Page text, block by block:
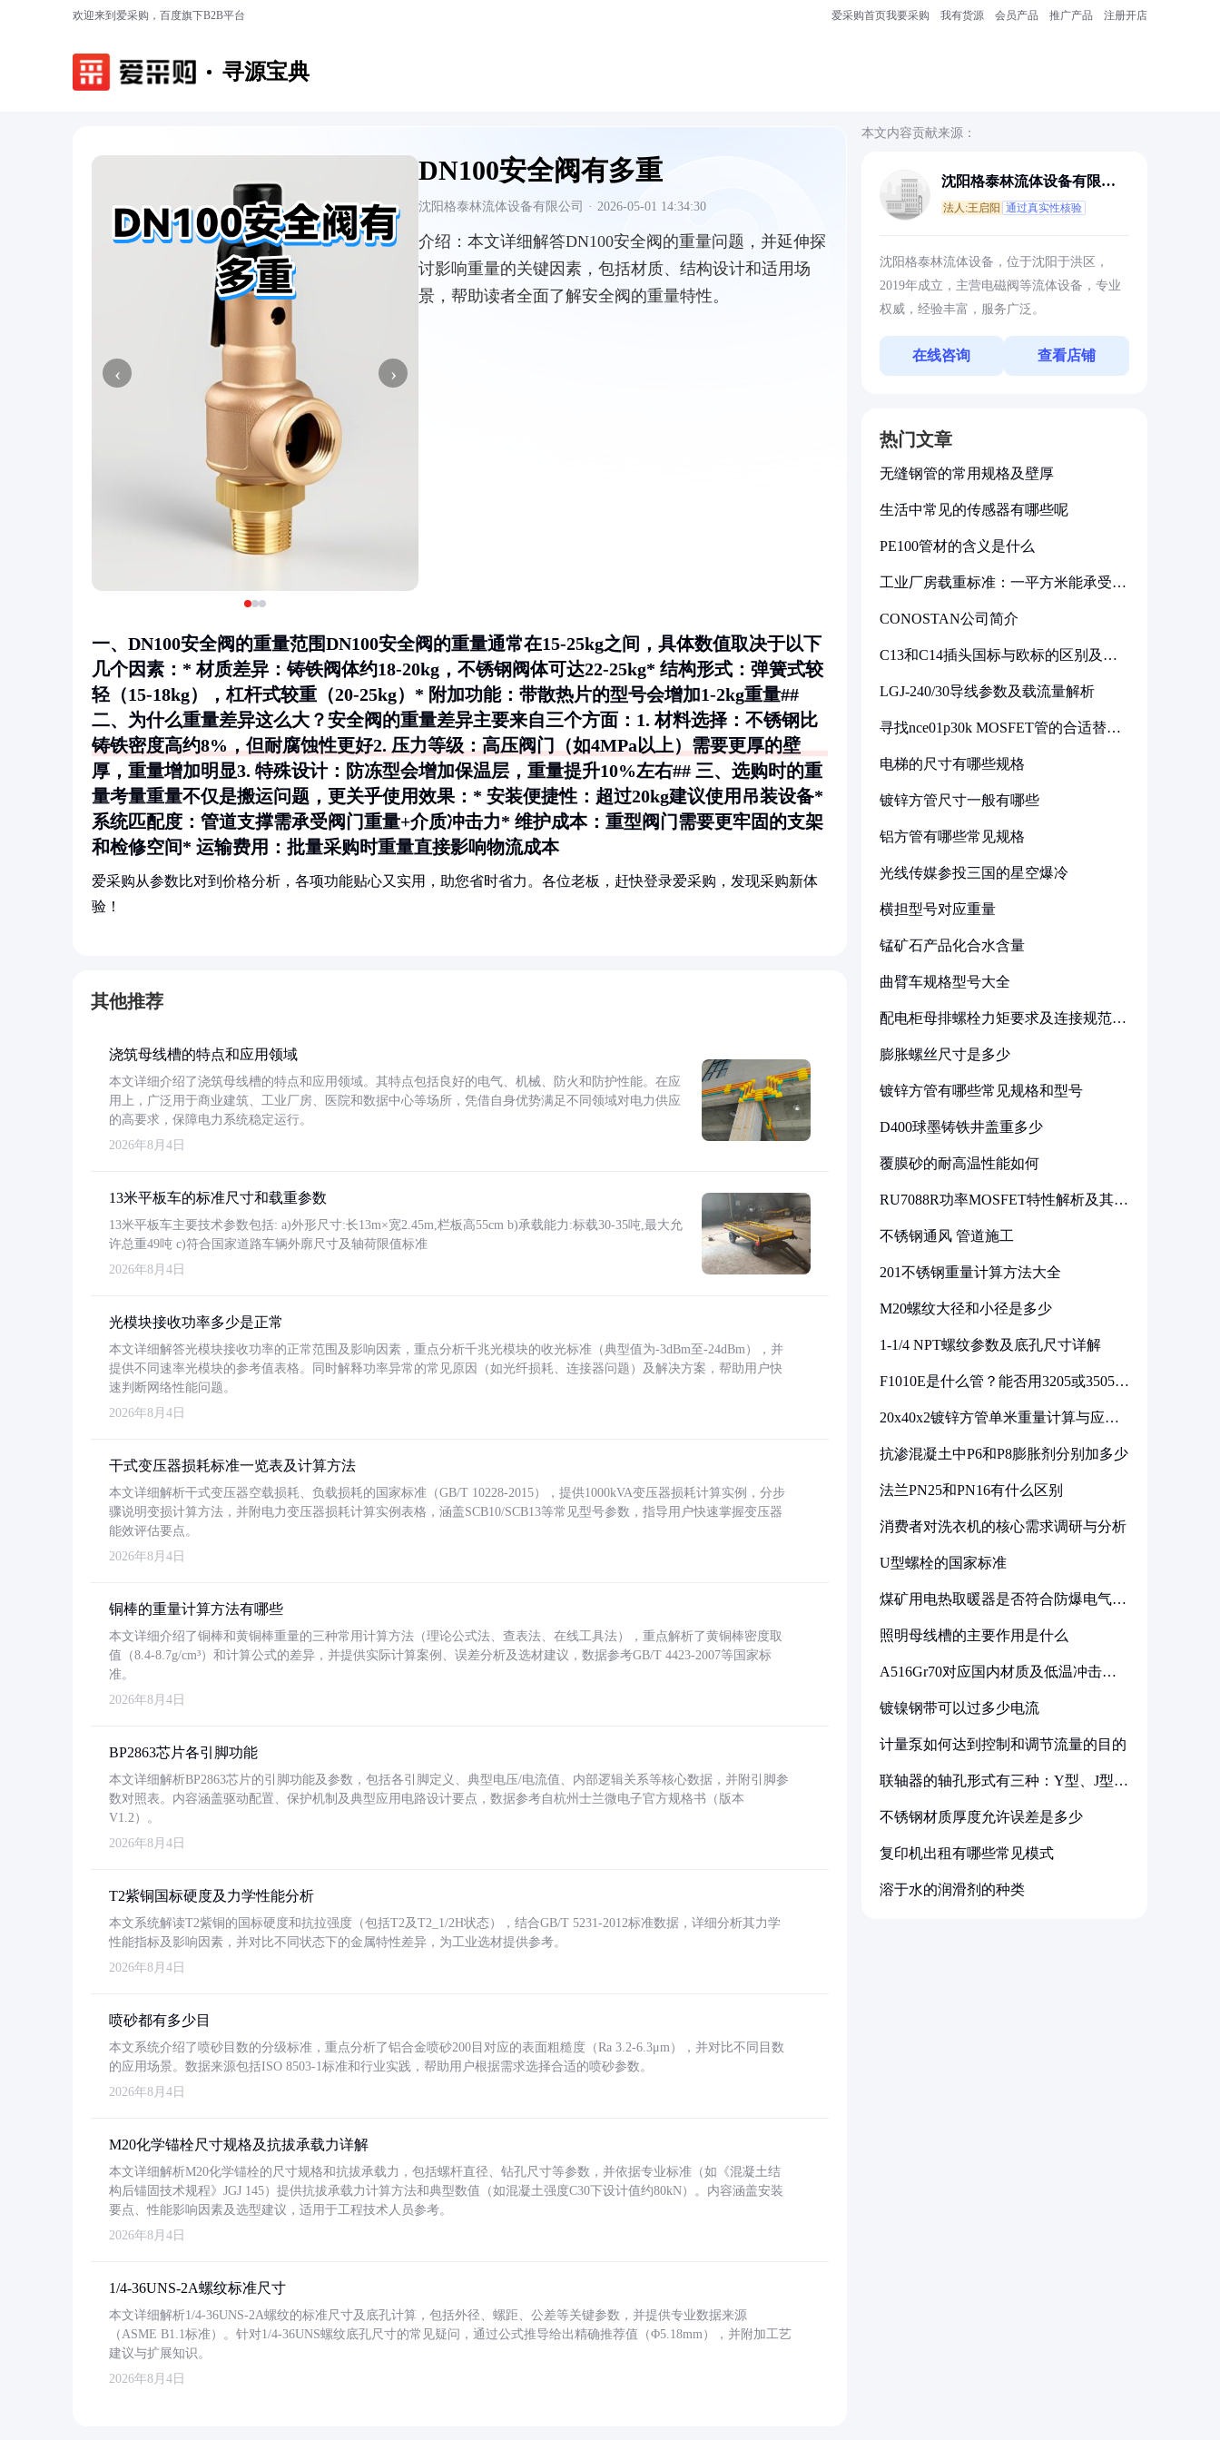
欢迎来到爱采购，百度旗下B2B平台 爱采购首页我要采购 我有货源 会员产品 推广产品 注册开店
寻源宝典
‹ ›
DN100安全阀有多重
沈阳格泰林流体设备有限公司 · 2026-05-01 14:34:30
介绍： 本文详细解答DN100安全阀的重量问题，并延伸探
讨影响重量的关键因素，包括材质、结构设计和适用场
景，帮助读者全面了解安全阀的重量特性。
一、DN100安全阀的重量范围DN100安全阀的重量通常在15-25kg之间，具体数值取决于以下
几个因素：*材质差异 ：铸铁阀体约18-20kg，不锈钢阀体可达22-25kg* 结构形式 ：弹簧式较
轻（15-18kg），杠杆式较重（20-25kg）* 附加功能：带散热片的型号会增加1-2kg重量##
二、为什么重量差异这么大？安全阀的重量差异主要来自三个方面：1.材料选择 ：不锈钢比
铸铁密度高约8%，但耐腐蚀性更好2. 压力等级 ：高压阀门（如4MPa以上）需要更厚的壁
厚，重量增加明显3. 特殊设计：防冻型会增加保温层，重量提升10%左右## 三、选购时的重
量考量重量不仅是搬运问题，更关乎使用效果：* 安装便捷性 ：超过20kg建议使用吊装设备*
系统匹配度 ：管道支撑需承受阀门重量+介质冲击力* 维护成本：重型阀门需要更牢固的支架
和检修空间* 运输费用 ：批量采购时重量直接影响物流成本
爱采购从参数比对到价格分析，各项功能贴心又实用，助您省时省力。各位老板，赶快登录爱采购，发现采购新体
验！
其他推荐
浇筑母线槽的特点和应用领域
本文详细介绍了浇筑母线槽的特点和应用领域。其特点包括良好的电气、机械、防火和防护性能。在应
用上，广泛用于商业建筑、工业厂房、医院和数据中心等场所，凭借自身优势满足不同领域对电力供应
的高要求，保障电力系统稳定运行。
2026年8月4日
13米平板车的标准尺寸和载重参数
13米平板车主要技术参数包括: a)外形尺寸:长13m×宽2.45m,栏板高55cm b)承载能力:标载30-35吨,最大允
许总重49吨 c)符合国家道路车辆外廓尺寸及轴荷限值标准
2026年8月4日
光模块接收功率多少是正常
本文详细解答光模块接收功率的正常范围及影响因素，重点分析千兆光模块的收光标准（典型值为-3dBm至-24dBm），并
提供不同速率光模块的参考值表格。同时解释功率异常的常见原因（如光纤损耗、连接器问题）及解决方案，帮助用户快
速判断网络性能问题。
2026年8月4日
干式变压器损耗标准一览表及计算方法
本文详细解析干式变压器空载损耗、负载损耗的国家标准（GB/T 10228-2015），提供1000kVA变压器损耗计算实例，分步
骤说明变损计算方法，并附电力变压器损耗计算实例表格，涵盖SCB10/SCB13等常见型号参数，指导用户快速掌握变压器
能效评估要点。
2026年8月4日
铜棒的重量计算方法有哪些
本文详细介绍了铜棒和黄铜棒重量的三种常用计算方法（理论公式法、查表法、在线工具法），重点解析了黄铜棒密度取
值（8.4-8.7g/cm³）和计算公式的差异，并提供实际计算案例、误差分析及选材建议，数据参考GB/T 4423-2007等国家标
准。
2026年8月4日
BP2863芯片各引脚功能
本文详细解析BP2863芯片的引脚功能及参数，包括各引脚定义、典型电压/电流值、内部逻辑关系等核心数据，并附引脚参
数对照表。内容涵盖驱动配置、保护机制及典型应用电路设计要点，数据参考自杭州士兰微电子官方规格书（版本
V1.2）。
2026年8月4日
T2紫铜国标硬度及力学性能分析
本文系统解读T2紫铜的国标硬度和抗拉强度（包括T2及T2_1/2H状态），结合GB/T 5231-2012标准数据，详细分析其力学
性能指标及影响因素，并对比不同状态下的金属特性差异，为工业选材提供参考。
2026年8月4日
喷砂都有多少目
本文系统介绍了喷砂目数的分级标准，重点分析了铝合金喷砂200目对应的表面粗糙度（Ra 3.2-6.3μm），并对比不同目数
的应用场景。数据来源包括ISO 8503-1标准和行业实践，帮助用户根据需求选择合适的喷砂参数。
2026年8月4日
M20化学锚栓尺寸规格及抗拔承载力详解
本文详细解析M20化学锚栓的尺寸规格和抗拔承载力，包括螺杆直径、钻孔尺寸等参数，并依据专业标准（如《混凝土结
构后锚固技术规程》JGJ 145）提供抗拔承载力计算方法和典型数值（如混凝土强度C30下设计值约80kN）。内容涵盖安装
要点、性能影响因素及选型建议，适用于工程技术人员参考。
2026年8月4日
1/4-36UNS-2A螺纹标准尺寸
本文详细解析1/4-36UNS-2A螺纹的标准尺寸及底孔计算，包括外径、螺距、公差等关键参数，并提供专业数据来源
（ASME B1.1标准）。针对1/4-36UNS螺纹底孔尺寸的常见疑问，通过公式推导给出精确推荐值（Φ5.18mm），并附加工艺
建议与扩展知识。
2026年8月4日
本文内容贡献来源：
沈阳格泰林流体设备有限公
法人:王启阳 通过真实性核验
沈阳格泰林流体设备，位于沈阳于洪区，
2019年成立，主营电磁阀等流体设备，专业
权威，经验丰富，服务广泛。
在线咨询 查看店铺
热门文章
无缝钢管的常用规格及壁厚
生活中常见的传感器有哪些呢
PE100管材的含义是什么
工业厂房载重标准：一平方米能承受多
CONOSTAN公司简介
C13和C14插头国标与欧标的区别及其
LGJ-240/30导线参数及载流量解析
寻找nce01p30k MOSFET管的合适替代
电梯的尺寸有哪些规格
镀锌方管尺寸一般有哪些
铝方管有哪些常见规格
光线传媒参投三国的星空爆冷
横担型号对应重量
锰矿石产品化合水含量
曲臂车规格型号大全
配电柜母排螺栓力矩要求及连接规范详
膨胀螺丝尺寸是多少
镀锌方管有哪些常见规格和型号
D400球墨铸铁井盖重多少
覆膜砂的耐高温性能如何
RU7088R功率MOSFET特性解析及其在
不锈钢通风 管道施工
201不锈钢重量计算方法大全
M20螺纹大径和小径是多少
1-1/4 NPT螺纹参数及底孔尺寸详解
F1010E是什么管？能否用3205或3505代
20x40x2镀锌方管单米重量计算与应用
抗渗混凝土中P6和P8膨胀剂分别加多少
法兰PN25和PN16有什么区别
消费者对洗衣机的核心需求调研与分析
U型螺栓的国家标准
煤矿用电热取暖器是否符合防爆电气设
照明母线槽的主要作用是什么
A516Gr70对应国内材质及低温冲击要
镀镍钢带可以过多少电流
计量泵如何达到控制和调节流量的目的
联轴器的轴孔形式有三种：Y型、J型、
不锈钢材质厚度允许误差是多少
复印机出租有哪些常见模式
溶于水的润滑剂的种类